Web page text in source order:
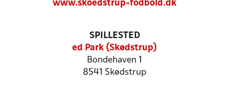
www.skoedstrup-fodbold.dk
SPILLESTED
ed Park (Skødstrup)
Bondehaven 1
8541 Skødstrup